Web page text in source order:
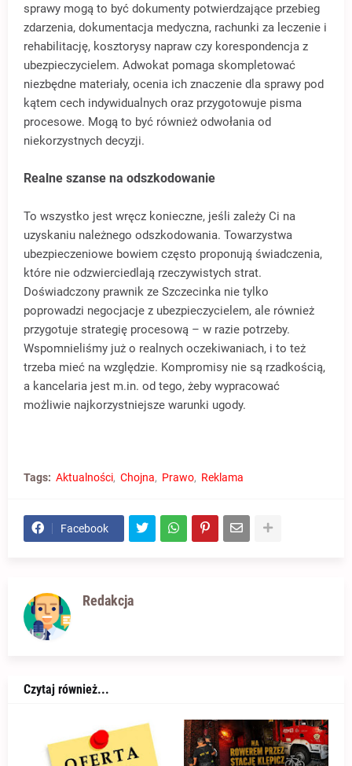
sprawy mogą to być dokumenty potwierdzające przebieg
zdarzenia, dokumentacja medyczna, rachunki za leczenie i
rehabilitację, kosztorysy napraw czy korespondencja z
ubezpieczycielem. Adwokat pomaga skompletować
niezbędne materiały, ocenia ich znaczenie dla sprawy pod
kątem cech indywidualnych oraz przygotowuje pisma
procesowe. Mogą to być również odwołania od
niekorzystnych decyzji.
Realne szanse na odszkodowanie
To wszystko jest wręcz konieczne, jeśli zależy Ci na
uzyskaniu należnego odszkodowania. Towarzystwa
ubezpieczeniowe bowiem często proponują świadczenia,
które nie odzwierciedlają rzeczywistych strat.
Doświadczony prawnik ze Szczecinka nie tylko
poprowadzi negocjacje z ubezpieczycielem, ale również
przygotuje strategię procesową – w razie potrzeby.
Wspomnieliśmy już o realnych oczekiwaniach, i to też
trzeba mieć na względzie. Kompromisy nie są rzadkością,
a kancelaria jest m.in. od tego, żeby wypracować
możliwie najkorzystniejsze warunki ugody.
Tags: Aktualności Chojna Prawo Reklama
Facebook
Redakcja
Czytaj również...